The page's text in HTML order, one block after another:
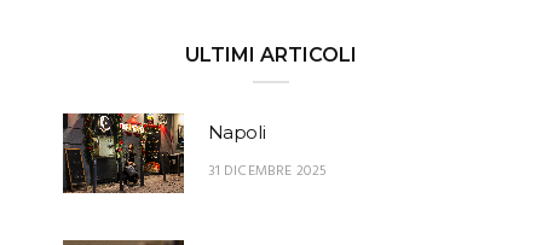
ULTIMI ARTICOLI
Napoli
31 DICEMBRE 2025